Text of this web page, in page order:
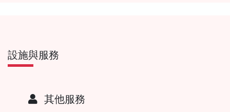
設施與服務
其他服務